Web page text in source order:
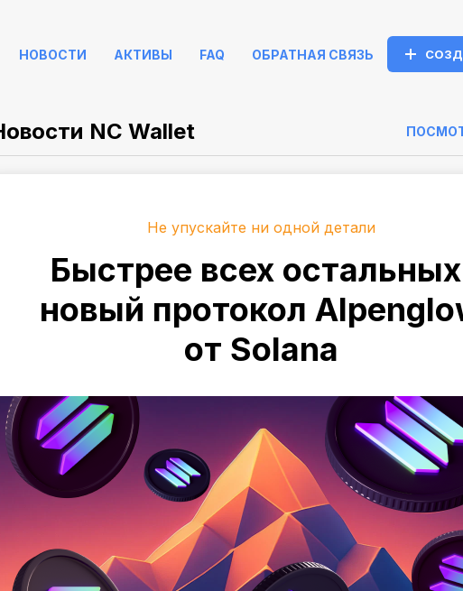
НОВОСТИ АКТИВЫ FAQ ОБРАТНАЯ СВЯЗЬ
NC Wallet
Не упускайте ни одной детали
Быстрее всех
новый протокол
от Solana